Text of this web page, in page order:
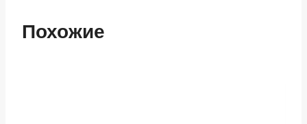
Похожие